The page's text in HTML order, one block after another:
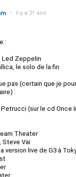
• il y a 21 ans
:
Led Zeppelin
le solo de la fin
pas (certain que je
:
(sur le cd Once
Theater
Steve Vai
version live de G3 à